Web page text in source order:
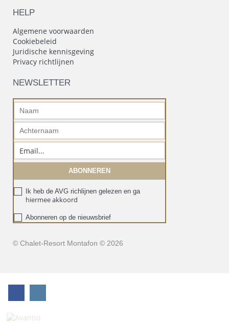
HELP
Algemene voorwaarden
Cookiebeleid
Juridische kennisgeving
Privacy richtlijnen
NEWSLETTER
Ik heb de AVG richlijnen gelezen en ga
hiermee akkoord
Abonneren op de nieuwsbrief
© Chalet-Resort Montafon © 2026